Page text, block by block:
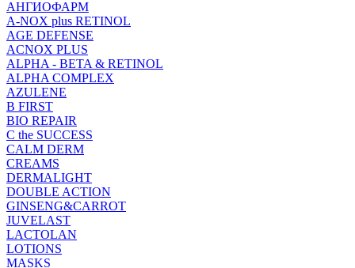
АНГИОФАРМ
A-NOX plus RETINOL
AGE DEFENSE
ACNOX PLUS
ALPHA - BETA & RETINOL
ALPHA COMPLEX
AZULENE
B FIRST
BIO REPAIR
C the SUCCESS
CALM DERM
CREAMS
DERMALIGHT
DOUBLE ACTION
GINSENG&CARROT
JUVELAST
LACTOLAN
LOTIONS
MASKS